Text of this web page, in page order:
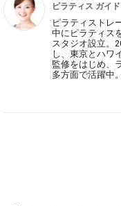
ピラティス ガイド
ピラティストレ
中にピラティス
スタジオ設立。
し、東京とハワ
監修をはじめ、
多方面で活躍中。